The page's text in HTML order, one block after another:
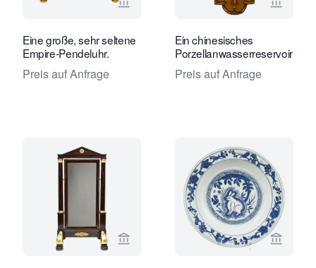
Verkaeuferseite von Limburg
Eine große, sehr seltene
Empire-Pendeluhr.
Preis auf Anfrage
Ein chinesisches
Porzellanwasserreservoir
Preis auf Anfrage
Verkaeuferseite von Limburg